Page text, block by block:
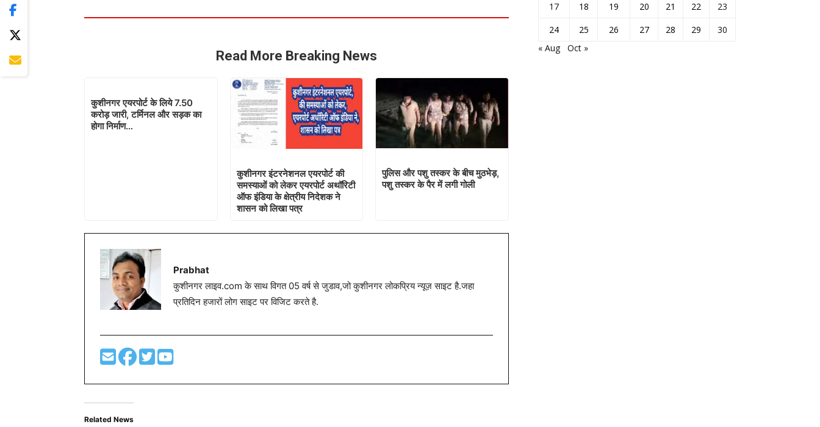
Read More Breaking News
कुशीनगर एयरपोर्ट के लिये 7.50
करोड़ जारी, टर्मिनल और सड़क का
होगा निर्माण…
कुशीनगर इंटरनेशनल एयरपोर्ट की
समस्याओं को लेकर एयरपोर्ट अथॉरिटी
ऑफ इंडिया के क्षेत्रीय निदेशक ने
शासन को लिखा पत्र
पुलिस और पशु तस्कर के बीच मुठभेड़,
पशु तस्कर के पैर में लगी गोली
Prabhat
कुशीनगर लाइव.com के साथ विगत 05 वर्ष से जुडाव,जो कुशीनगर लोकप्रिय न्यूज़ साइट है.जहा
प्रतिदिन हजारों लोग साइट पर विजिट करते है.
Related News
17
18 19 20 21 22
23
24
25 26 27 28 29
30
« Aug
Oct »